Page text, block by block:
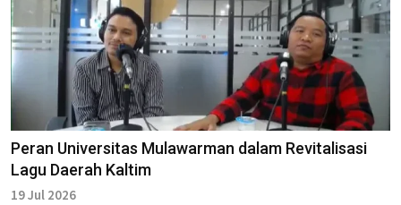
Peran Universitas Mulawarman dalam Revitalisasi
Lagu Daerah Kaltim
19 Jul 2026